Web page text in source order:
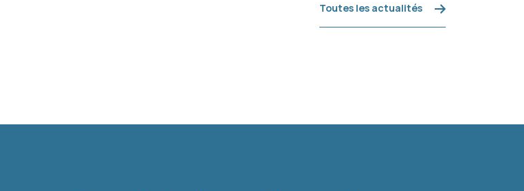
Toutes les actualités